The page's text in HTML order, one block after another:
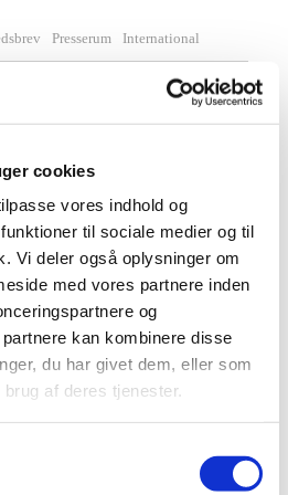
cookies
vores indhold og
til sociale medier og til
Vi deler også oplysninger om
med vores partnere inden
og
kan kombinere disse
du har givet dem, eller som
af deres tjenester.
Presserum International